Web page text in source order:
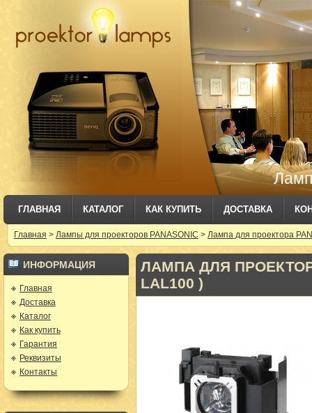
ГЛАВНАЯ КАТАЛОГ КАК КУПИТЬ ДОСТАВКА
Главная > Лампы для проекторов PANASONIC > Лампа для проектора
ИНФОРМАЦИЯ
Главная
Доставка
Каталог
Как купить
Гарантия
Реквизиты
Контакты
ЛАМПА ДЛЯ ПРОЕКТОРА
LAL100 )